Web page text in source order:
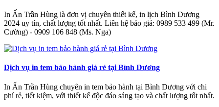
In Ấn Trần Hùng là đơn vị chuyên thiết kế, in lịch Bình Dương
2024 uy tín, chất lượng tốt nhất. Liên hệ báo giá: 0989 533 499 (Mr.
Cường) - 0909 106 848 (Ms. Nga)
Dịch vụ in tem bảo hành giá rẻ tại Bình Dương
In Ấn Trần Hùng chuyên in tem bảo hành tại Bình Dương với chi
phí rẻ, tiết kiệm, với thiết kế độc đáo sáng tạo và chất lượng tốt nhất.